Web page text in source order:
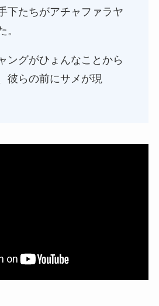
下たちがアチャファラヤ
。
ングがひょんなことから
彼らの前にサメが現